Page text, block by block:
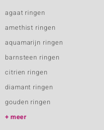
agaat ringen
amethist ringen
aquamarijn ringen
barnsteen ringen
citrien ringen
diamant ringen
gouden ringen
meer